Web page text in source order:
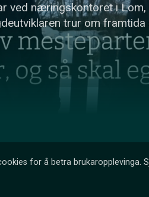
ved næringskontoret i
trur om framtida
for å betra brukaropplevinga.